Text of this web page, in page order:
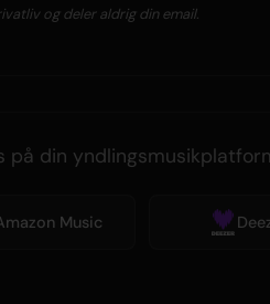
og deler aldrig din email.
på din
Music